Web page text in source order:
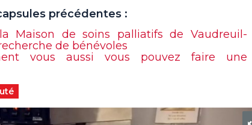
précédentes :
Maison de soins palliatifs de Vaudreuil-
de bénévoles
vous aussi vous pouvez faire une